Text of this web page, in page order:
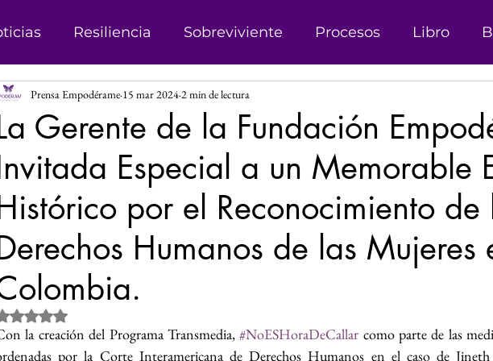
Resiliencia Sobreviviente Procesos Libro
Abolicionismo Campañas
Historias Justicia Matrimonio Infantil Genero
Violencia de Género Explotación sexual Líder
Voz propia
Digital Análisis Perspectiva de Género
Gerente de la Fundación
Especial a un Memorable
por el Reconocimiento de
Humanos de las Mujeres
Prensa Empodérame 15 mar 2024 2 min de lectura
Obtuvo NaN de 5 estrellas.
la creación del Programa Transmedia, #NoESHoraDeCallar como parte de las
por la Corte Interamericana de Derechos Humanos en el caso de